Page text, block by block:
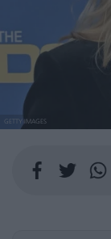
GETTY IMAGES